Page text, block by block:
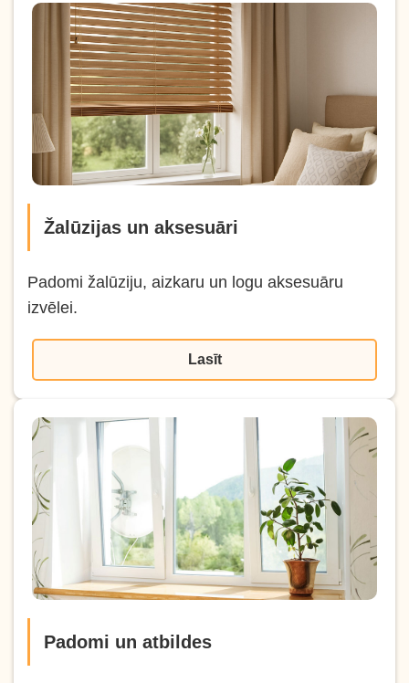
Žalūzijas un aksesuāri
Padomi žalūziju, aizkaru un logu aksesuāru
izvēlei.
Lasīt
Padomi un atbildes